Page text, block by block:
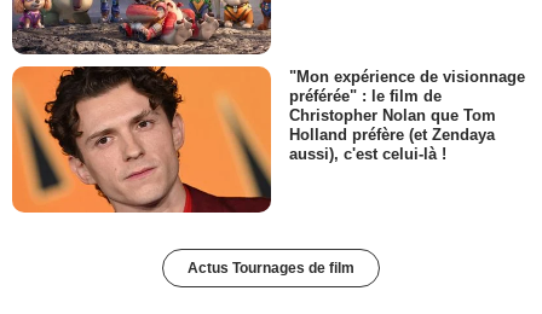
"Mon expérience de visionnage
préférée" : le film de
Christopher Nolan que Tom
Holland préfère (et Zendaya
aussi), c'est celui-là !
Actus Tournages de film